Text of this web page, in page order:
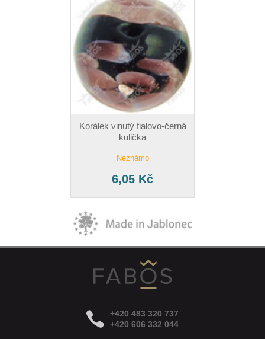
Korálek vinutý fialovo-černá
kulička
Neznámo
6,05 Kč
+420 483 320 737
+420 606 332 044